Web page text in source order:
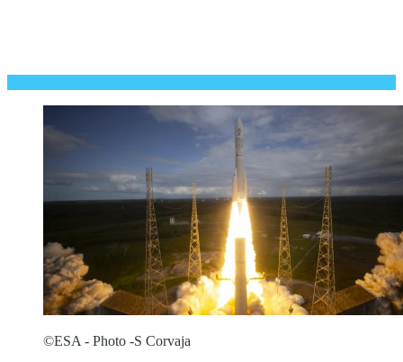
©ESA - Photo -S Corvaja